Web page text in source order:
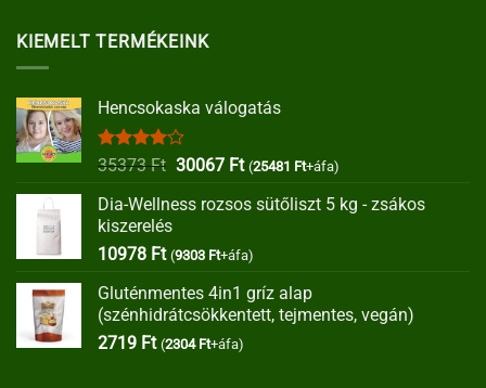
KIEMELT TERMÉKEINK
Hencsokaska válogatás
Értékelés:
35373Ft Original
was:
30067 FtCurrent
is:
(25481 Ft+áfa)
Dia-Wellness rozsos sütőliszt 5 kg - zsákos
kiszerelés
10978 Ft (9303 Ft+áfa)
Gluténmentes 4in1 gríz alap
(szénhidrátcsökkentett, tejmentes, vegán)
2719 Ft (2304 Ft+áfa)